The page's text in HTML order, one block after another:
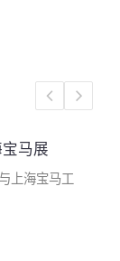
马展
上海宝马工